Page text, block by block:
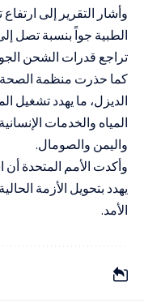
وأشار التقرير إلى
تراجع قدرات الشحن
كما حذرت منظمة الصحة
الديزل، ما يهدد
المياه والخدمات
واليمن والصومال.
وأكدت الأمم المتحدة
يهدد بتحويل الأزمة
الأمد.